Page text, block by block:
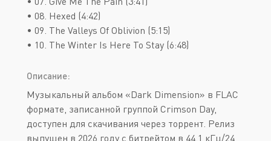
• 08. Hexed (4:42)
• 09. The Valleys Of Oblivion (5:15)
• 10. The Winter Is Here To Stay (6:48)
Описание:
Музыкальный альбом «Dark Dimension» в FLAC
формате, записанной группой Crimson Day,
доступен для скачивания через торрент. Релиз
выпущен в 2026 году с битрейтом в 44,1 кГц/24